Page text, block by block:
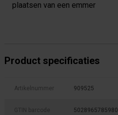
plaatsen van een emmer
Product specificaties
Artikelnummer 909525
GTIN barcode 5028965785980